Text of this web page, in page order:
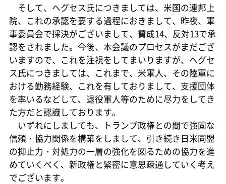
そして、ヘグセス氏につきましては、米国の連邦上
院、これの承認を要する過程におきまして、昨夜、軍
事委員会で採決がございまして、賛成14、反対13で承
認をされました。今後、本会議のプロセスがまだござ
いますので、これを注視をしてまいりますが、ヘグセ
ス氏につきましては、これまで、米軍人、その陸軍に
おける勤務経験、これを有しておりまして、支援団体
を率いるなどして、退役軍人等のために尽力をしてき
た方だと認識しております。
いずれにしましても、トランプ政権との間で強固な
信頼・協力関係を構築をしまして、引き続き日米同盟
の抑止力・対処力の一層の強化を図るための協力を進
めていくべく、新政権と緊密に意思疎通していく考え
でございます。